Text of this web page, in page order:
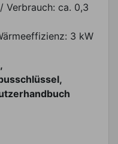
Verbrauch: ca. 0,3
3 kW